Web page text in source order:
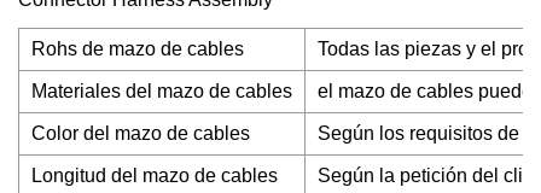
Rohs de mazo de cables Todas las piezas y el
Materiales del mazo de cables el mazo de cables puede
Color del mazo de cables Según los requisitos de
Longitud del mazo de cables Según la petición del